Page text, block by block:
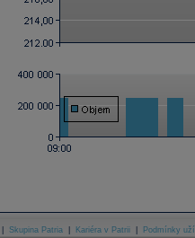
Skupina Patria Kariéra v Patrii Podmínky